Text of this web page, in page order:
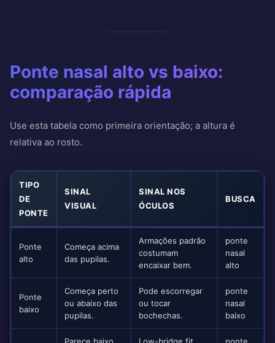
Ponte nasal alto vs baixo:
comparação rápida
Use esta tabela como primeira orientação; a altura é
relativa ao rosto.
TIPO
DE
PONTE
SINAL
VISUAL
SINAL NOS
ÓCULOS
BUSCA
Ponte
alto
Começa acima
das pupilas.
Armações padrão
costumam
encaixar bem.
ponte
nasal
alto
Ponte
baixo
Começa perto
ou abaixo das
pupilas.
Pode escorregar
ou tocar
bochechas.
ponte
nasal
baixo